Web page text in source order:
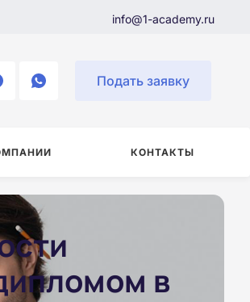
info@1-academy.ru
Подать заявку
КОНТАКТЫ
в